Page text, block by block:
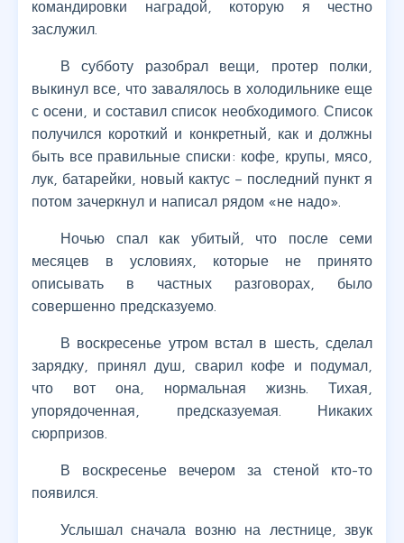
командировки наградой, которую я честно
заслужил.
В субботу разобрал вещи, протер полки,
выкинул все, что завалялось в холодильнике еще
с осени, и составил список необходимого. Список
получился короткий и конкретный, как и должны
быть все правильные списки: кофе, крупы, мясо,
лук, батарейки, новый кактус – последний пункт я
потом зачеркнул и написал рядом «не надо».
Ночью спал как убитый, что после семи
месяцев в условиях, которые не принято
описывать в частных разговорах, было
совершенно предсказуемо.
В воскресенье утром встал в шесть, сделал
зарядку, принял душ, сварил кофе и подумал,
что вот она, нормальная жизнь. Тихая,
упорядоченная, предсказуемая. Никаких
сюрпризов.
В воскресенье вечером за стеной кто-то
появился.
Услышал сначала возню на лестнице, звук